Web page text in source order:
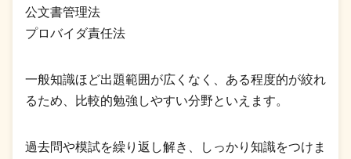
公文書管理法
プロバイダ責任法
一般知識ほど出題範囲が広くなく、ある程度的が絞れ
るため、比較的勉強しやすい分野といえます。
過去問や模試を繰り返し解き、しっかり知識をつけま